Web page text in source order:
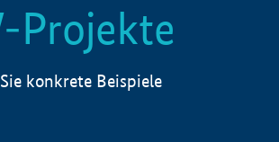
Projekte
konkrete Beispiele